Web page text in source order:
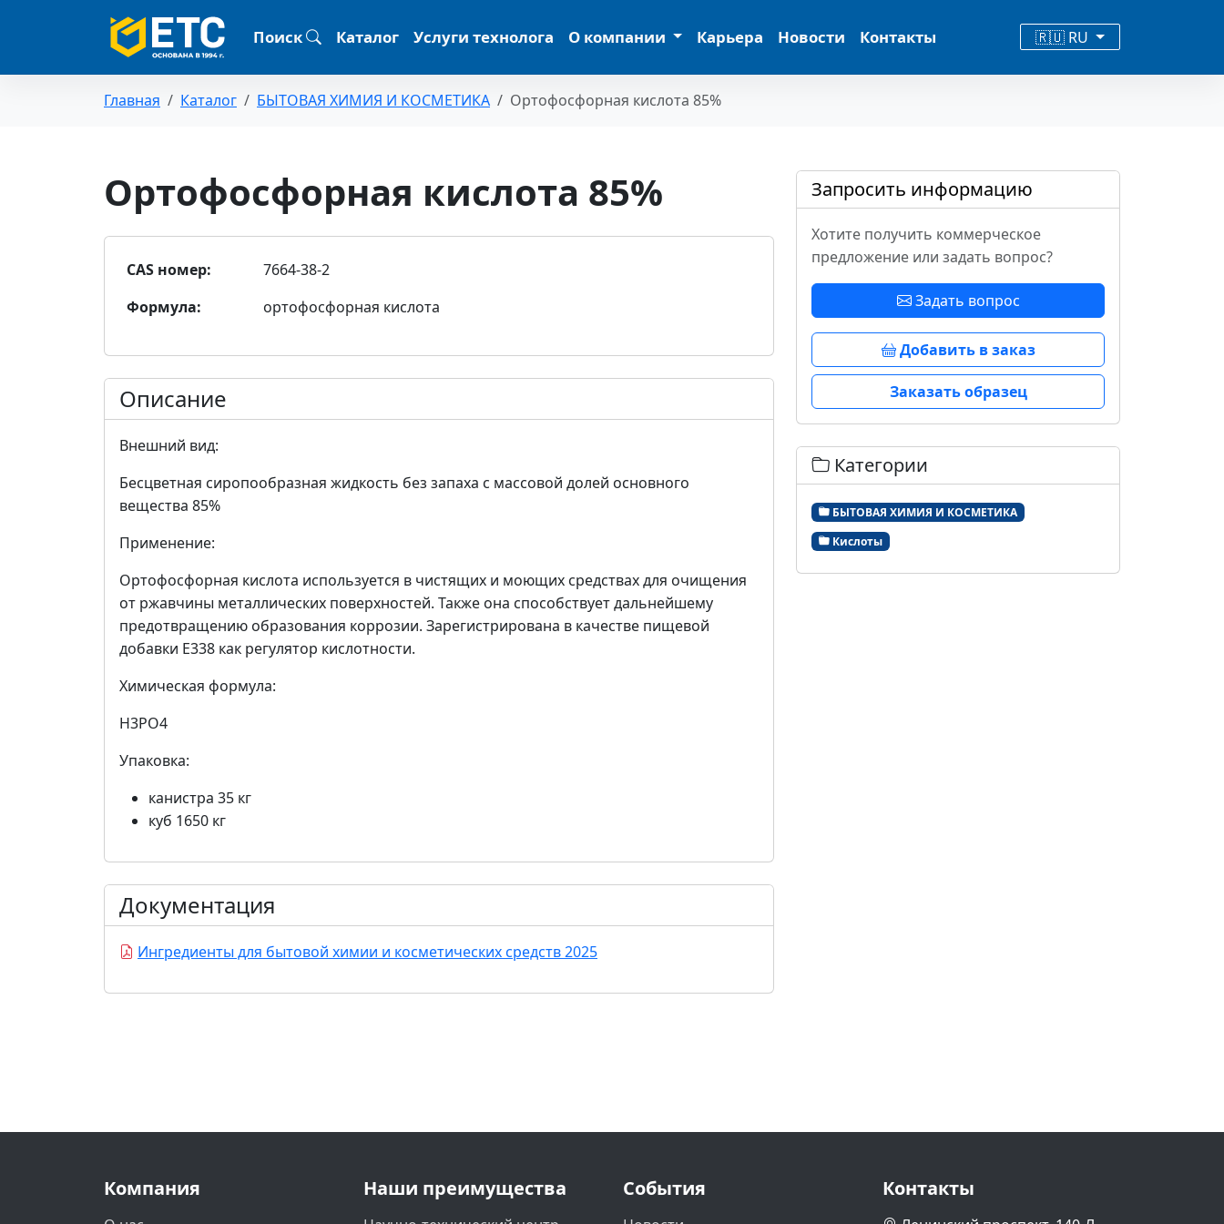
Поиск Каталог Услуги технолога О компании Карьера Новости Контакты 🇷🇺 RU
Главная Каталог БЫТОВАЯ ХИМИЯ И КОСМЕТИКА Ортофосфорная кислота 85%
Ортофосфорная кислота 85%
CAS номер:
7664-38-2
Формула:
ортофосфорная кислота
Описание
Внешний вид:
Бесцветная сиропообразная жидкость без запаха с массовой долей основного
вещества 85%
Применение:
Ортофосфорная кислота используется в чистящих и моющих средствах для очищения
от ржавчины металлических поверхностей. Также она способствует дальнейшему
предотвращению образования коррозии. Зарегистрирована в качестве пищевой
добавки Е338 как регулятор кислотности.
Химическая формула:
H3PO4
Упаковка:
канистра 35 кг
куб 1650 кг
Документация
Ингредиенты для бытовой химии и косметических средств 2025
Запросить информацию
Хотите получить коммерческое
предложение или задать вопрос?
Задать вопрос
Добавить в заказ
Заказать образец
Категории
БЫТОВАЯ ХИМИЯ И КОСМЕТИКА
Кислоты
Компания Наши преимущества События Контакты